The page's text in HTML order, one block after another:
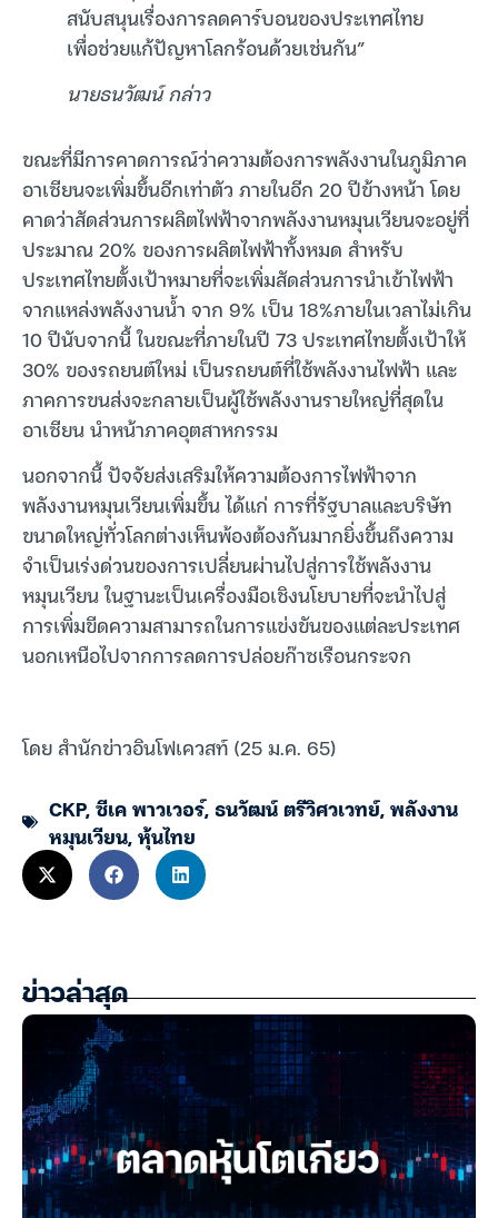
สนับสนุนเรื่องการลดคาร์บอนของประเทศไทย
เพื่อช่วยแก้ปัญหาโลกร้อนด้วยเช่นกัน”
นายธนวัฒน์ กล่าว
ขณะที่มีการคาดการณ์ว่าความต้องการพลังงานในภูมิภาค
อาเซียนจะเพิ่มขึ้นอีกเท่าตัว ภายในอีก 20 ปีข้างหน้า โดย
คาดว่าสัดส่วนการผลิตไฟฟ้าจากพลังงานหมุนเวียนจะอยู่ที่
ประมาณ 20% ของการผลิตไฟฟ้าทั้งหมด สำหรับ
ประเทศไทยตั้งเป้าหมายที่จะเพิ่มสัดส่วนการนำเข้าไฟฟ้า
จากแหล่งพลังงานน้ำ จาก 9% เป็น 18%ภายในเวลาไม่เกิน
10 ปีนับจากนี้ ในขณะที่ภายในปี 73 ประเทศไทยตั้งเป้าให้
30% ของรถยนต์ใหม่ เป็นรถยนต์ที่ใช้พลังงานไฟฟ้า และ
ภาคการขนส่งจะกลายเป็นผู้ใช้พลังงานรายใหญ่ที่สุดใน
อาเซียน นำหน้าภาคอุตสาหกรรม
นอกจากนี้ ปัจจัยส่งเสริมให้ความต้องการไฟฟ้าจาก
พลังงานหมุนเวียนเพิ่มขึ้น ได้แก่ การที่รัฐบาลและบริษัท
ขนาดใหญ่ทั่วโลกต่างเห็นพ้องต้องกันมากยิ่งขึ้นถึงความ
จำเป็นเร่งด่วนของการเปลี่ยนผ่านไปสู่การใช้พลังงาน
หมุนเวียน ในฐานะเป็นเครื่องมือเชิงนโยบายที่จะนำไปสู่
การเพิ่มขีดความสามารถในการแข่งขันของแต่ละประเทศ
นอกเหนือไปจากการลดการปล่อยก๊าซเรือนกระจก
โดย สำนักข่าวอินโฟเควสท์ (25 ม.ค. 65)
CKP,ซีเค พาวเวอร์,ธนวัฒน์ ตรีวิศวเวทย์,พลังงาน
หมุนเวียน,หุ้นไทย
ข่าวล่าสุด